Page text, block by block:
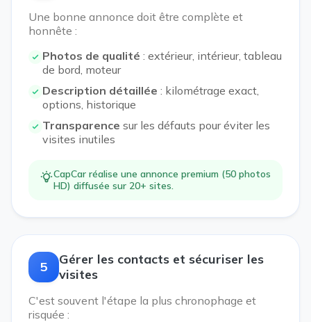
Une bonne annonce doit être complète et
honnête :
Photos de qualité : extérieur, intérieur, tableau
de bord, moteur
Description détaillée : kilométrage exact,
options, historique
Transparence sur les défauts pour éviter les
visites inutiles
CapCar réalise une annonce premium (50 photos
HD) diffusée sur 20+ sites.
5
Gérer les contacts et sécuriser les
visites
C'est souvent l'étape la plus chronophage et
risquée :